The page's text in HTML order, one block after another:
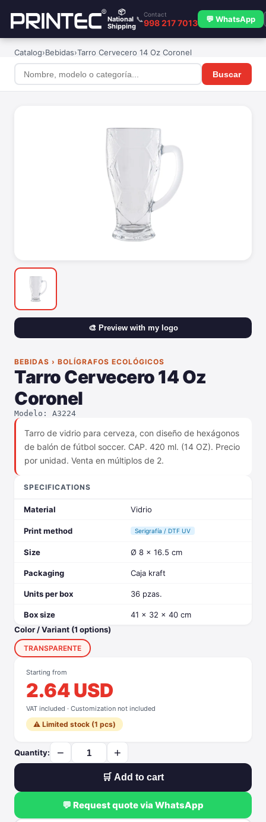
📦
National
Shipping
📞
Contact
998 217 7013 💬 WhatsApp
Catalog›Bebidas›Tarro Cervecero 14 Oz Coronel
Buscar
🎨 Preview with my logo
BEBIDAS › BOLÍGRAFOS ECOLÓGICOS
Tarro Cervecero 14 Oz
Coronel
Modelo: A3224
Tarro de vidrio para cerveza, con diseño de hexágonos
de balón de fútbol soccer. CAP. 420 ml. (14 OZ). Precio
por unidad. Venta en múltiplos de 2.
SPECIFICATIONS
Material Vidrio
Print method Serigrafía / DTF UV
Size Ø 8 x 16.5 cm
Packaging Caja kraft
Units per box 36 pzas.
Box size
41 x 32 x 40 cm
Color / Variant (1 options)
TRANSPARENTE
Starting from
2.64 USD
VAT included · Customization not included
⚠️ Limited stock (1 pcs)
Quantity: − +
🛒 Add to cart
💬 Request quote via WhatsApp